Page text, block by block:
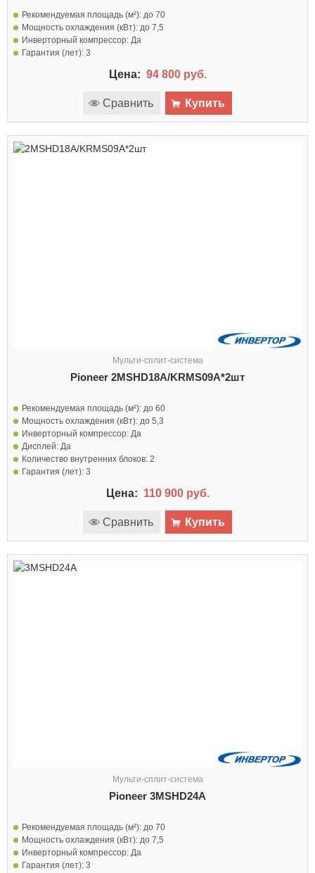
Рекомендуемая площадь (м²): до 70
Мощность охлаждения (кВт): до 7,5
Инверторный компрессор: Да
Гарантия (лет): 3
Цена: 94 800 руб.
Сравнить Купить
Мульти-сплит-система
Pioneer 2MSHD18A/KRMS09A*2шт
Рекомендуемая площадь (м²): до 60
Мощность охлаждения (кВт): до 5,3
Инверторный компрессор: Да
Дисплей: Да
Количество внутренних блоков: 2
Гарантия (лет): 3
Цена: 110 900 руб.
Сравнить Купить
Мульти-сплит-система
Pioneer 3MSHD24A
Рекомендуемая площадь (м²): до 70
Мощность охлаждения (кВт): до 7,5
Инверторный компрессор: Да
Гарантия (лет): 3